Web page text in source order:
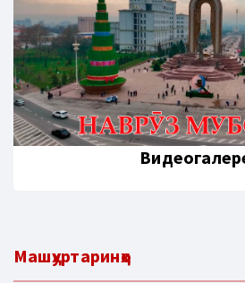
Машҳуртаринҳо